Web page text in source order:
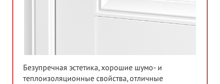
Безупречная эстетика, хорошие шумо- и
теплоизоляционные свойства, отличные